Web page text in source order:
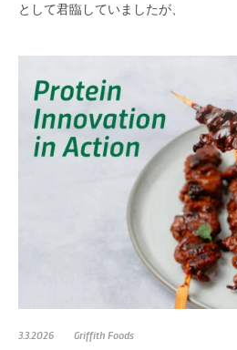
として君臨していましたが、
3.3.2026 Griffith Foods